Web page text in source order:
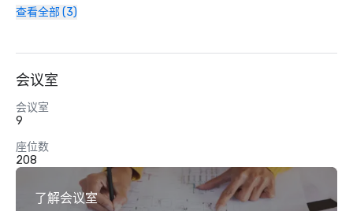
查看全部 (3)
会议室
会议室
9
座位数
208
了解会议室